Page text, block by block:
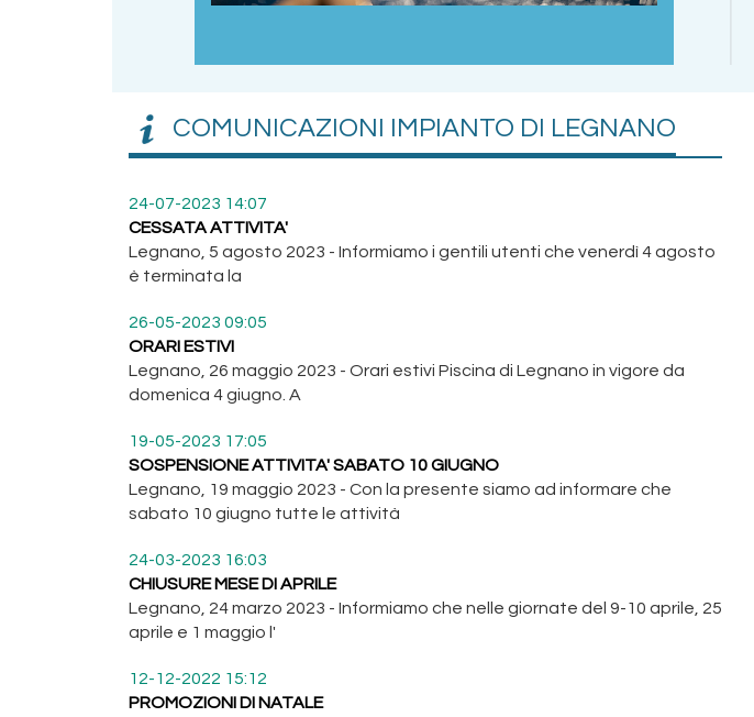
COMUNICAZIONI IMPIANTO DI LEGNANO
24-07-2023 14:07
CESSATA ATTIVITA'
Legnano, 5 agosto 2023 - Informiamo i gentili utenti che venerdì 4 agosto
è terminata la
26-05-2023 09:05
ORARI ESTIVI
Legnano, 26 maggio 2023 - Orari estivi Piscina di Legnano in vigore da
domenica 4 giugno. A
19-05-2023 17:05
SOSPENSIONE ATTIVITA' SABATO 10 GIUGNO
Legnano, 19 maggio 2023 - Con la presente siamo ad informare che
sabato 10 giugno tutte le attività
24-03-2023 16:03
CHIUSURE MESE DI APRILE
Legnano, 24 marzo 2023 - Informiamo che nelle giornate del 9-10 aprile, 25
aprile e 1 maggio l'
12-12-2022 15:12
PROMOZIONI DI NATALE